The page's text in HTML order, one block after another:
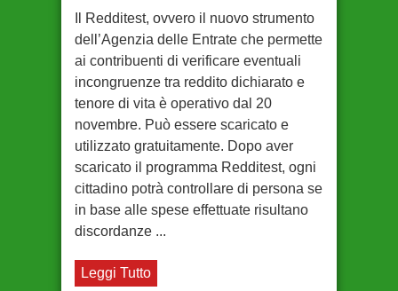
Il Redditest, ovvero il nuovo strumento
dell’Agenzia delle Entrate che permette
ai contribuenti di verificare eventuali
incongruenze tra reddito dichiarato e
tenore di vita è operativo dal 20
novembre. Può essere scaricato e
utilizzato gratuitamente. Dopo aver
scaricato il programma Redditest, ogni
cittadino potrà controllare di persona se
in base alle spese effettuate risultano
discordanze ...
Leggi Tutto